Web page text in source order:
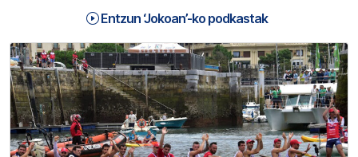
Entzun ‘Jokoan’-ko podkastak